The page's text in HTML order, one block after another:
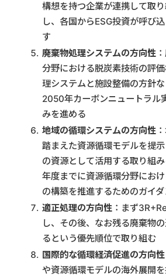
構想を持つ企業が連携して取
し、各国からESG投資が呼び
す
廃棄物処理システムの方向性
分野における脱炭素技術の評
理システムと施設整備の方針な
2050年カーボンニュートラル
みを進める
地域の循環システムの方向性
踏まえた資源循環モデルを提
の資源として活用する取り組
年度までに資源循環分野にお
の構築を推進するためのガイ
適正処理の方向性 ：まず
し、その後、なお残る廃棄物
るという優先順位で取り組む
国際的な循環経済促進の方向性
や資源循環モデルの海外展開